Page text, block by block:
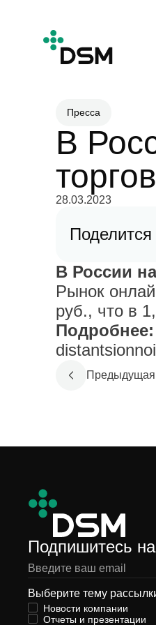
Пресса
В
28.03.2023
В России
Рынок
руб., что в
Подробнее:
Предыдущая
Подпишитесь
Выберите тему
Новости компании
Отчеты и презентации